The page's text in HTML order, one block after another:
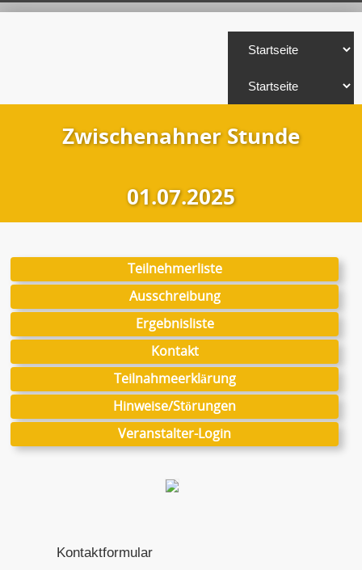
Zwischenahner Stunde
01.07.2025
Teilnehmerliste
Ausschreibung
Ergebnisliste
Kontakt
Teilnahmeerklärung
Hinweise/Störungen
Veranstalter-Login
Kontaktformular